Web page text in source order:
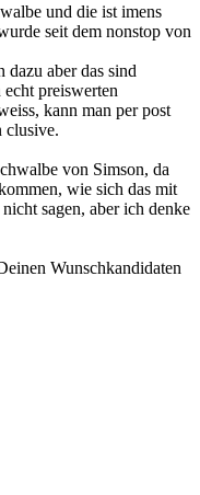
und die ist imens
seit dem nonstop von
dazu aber das sind
preiswerten
kann man per post
clusive.
von Simson, da
wie sich das mit
sagen, aber ich denke
Wunschkandidaten